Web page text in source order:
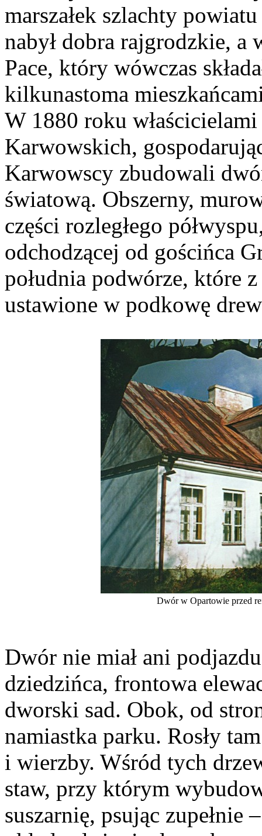
marszałek szlachty
nabył dobra rajgrodzkie,
Pace, który wówczas
kilkunastoma
W 1880 roku
Karwowskich,
Karwowscy zbudowali
światową. Obszerny,
części rozległego
odchodzącej od gościńca
południa podwórze, które
ustawione w podkowę
Dwór w Opartowie przed
Dwór nie miał ani
dziedzińca, frontowa
dworski sad. Obok, od
namiastka parku. Rosły
i wierzby. Wśród tych
staw, przy którym
suszarnię, psując